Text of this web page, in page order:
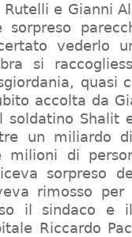
e Gianni
sorpreso
vederlo
si
quasi
accolta da
soldatino Shalit
un miliardo
milioni di
sorpreso
rimosso
il sindaco e
Riccardo